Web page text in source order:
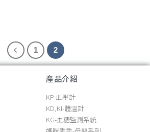
1 2
產品介紹
KP-血壓計
KD,KI-體溫計
KG-血糖監測系統